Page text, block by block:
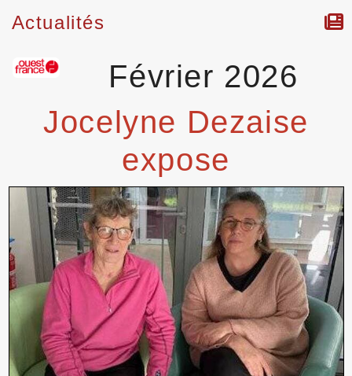
Actualités
Février 2026
Jocelyne Dezaise
expose